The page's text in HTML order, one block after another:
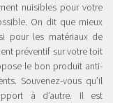
nuisibles pour votre
On dit que mieux
pour les matériaux de
préventif sur votre toit
le bon produit anti-
Souvenez-vous qu’il
à d’autre. Il est